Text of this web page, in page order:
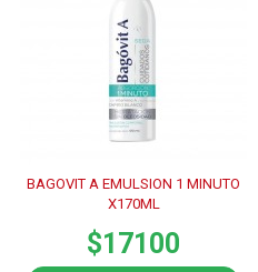
BAGOVIT A EMULSION 1 MINUTO
X170ML
$17100